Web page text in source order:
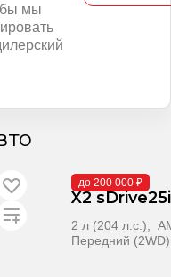
мы
до 200 000 ₽
В поставке
X2
2 л (204 л.с.),
Передний (2WD)